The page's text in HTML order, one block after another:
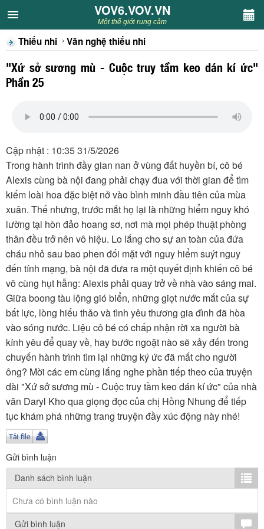
VOV6.VOV.VN
CHUYÊN MỤC
Khách VOV6
Sân khấu
Thiếu nhi
Kết nối VOV6
TÌM KIẾM
Vận hành bởi QI Corp
VOV6.VOV.VN
Một thế giới rung cảm
Thiếu nhi Văn nghệ thiếu nhi
"Xứ sở sương mù - Cuộc truy tầm keo dán kí ức"
Phần 25
Cập nhật : 10:35 31/5/2026
Trong hành trình đầy gian nan ở vùng đất huyền bí, cô bé
Alexis cùng bà nội đang phải chạy đua với thời gian để tìm
kiếm loài hoa đặc biệt nở vào bình minh đầu tiên của mùa
xuân. Thế nhưng, trước mắt họ lại là những hiểm nguy khó
lường tại hòn đảo hoang sơ, nơi mà mọi phép thuật phòng
thân đều trở nên vô hiệu. Lo lắng cho sự an toàn của đứa
cháu nhỏ sau bao phen đối mặt với nguy hiểm suýt nguy
đến tính mạng, bà nội đã đưa ra một quyết định khiến cô bé
vô cùng hụt hẫng: Alexis phải quay trở về nhà vào sáng mai.
Giữa boong tàu lộng gió biển, những giọt nước mắt của sự
bất lực, lòng hiếu thảo và tình yêu thương gia đình đã hòa
vào sóng nước. Liệu cô bé có chấp nhận rời xa người bà
kính yêu để quay về, hay bước ngoặt nào sẽ xảy đến trong
chuyến hành trình tìm lại những ký ức đã mất cho người
ông? Mời các em cùng lắng nghe phần tiếp theo của truyện
dài "Xứ sở sương mù - Cuộc truy tầm keo dán kí ức" của nhà
văn Daryl Kho qua giọng đọc của chị Hồng Nhung để tiếp
tục khám phá những trang truyện đầy xúc động này nhé!
Gửi bình luận
Danh sách bình luận
Chưa có bình luận nào
Gửi bình luận